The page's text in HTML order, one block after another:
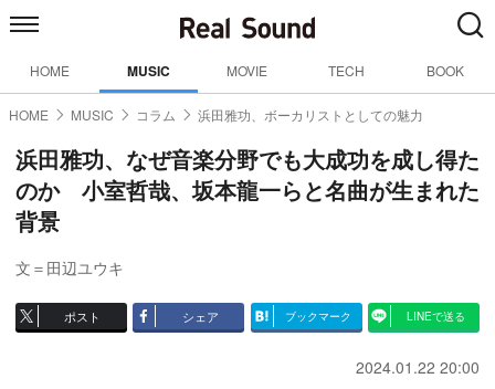
HOME MUSIC MOVIE TECH BOOK
HOME MUSIC コラム 浜田雅功、ボーカリストとしての魅力
浜田雅功、なぜ音楽分野でも大成功を成し得た
のか 小室哲哉、坂本龍一らと名曲が生まれた
背景
文＝田辺ユウキ
ポスト シェア ブックマーク LINEで送る
2024.01.22 20:00